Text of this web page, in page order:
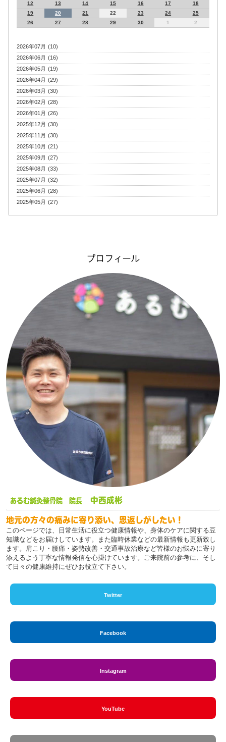
12
13 14 15 16 17
18
19
20 21 22 23 24
25
26
27 28 29 30 1 2
2026年07月 (10)
2026年06月 (16)
2026年05月 (19)
2026年04月 (29)
2026年03月 (30)
2026年02月 (28)
2026年01月 (26)
2025年12月 (30)
2025年11月 (30)
2025年10月 (21)
2025年09月 (27)
2025年08月 (33)
2025年07月 (32)
2025年06月 (28)
2025年05月 (27)
プロフィール
あるむ鍼灸整骨院 院長
中西成彬
地元の方々の痛みに寄り添い、恩返しがしたい！
このページでは、日常生活に役立つ健康情報や、身体のケアに関する豆
知識などをお届けしています。また臨時休業などの最新情報も更新致し
ます。肩こり・腰痛・姿勢改善・交通事故治療など皆様のお悩みに寄り
添えるよう丁寧な情報発信を心掛けています。ご来院前の参考に、そし
て日々の健康維持にぜひお役立て下さい。
Twitter
Facebook
Instagram
YouTube